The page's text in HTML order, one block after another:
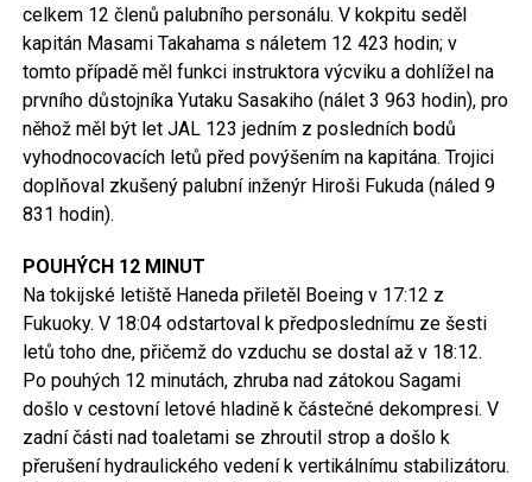
celkem 12 členů palubního personálu. V kokpitu seděl
kapitán Masami Takahama s náletem 12 423 hodin; v
tomto případě měl funkci instruktora výcviku a dohlížel na
prvního důstojníka Yutaku Sasakiho (nálet 3 963 hodin), pro
něhož měl být let JAL 123 jedním z posledních bodů
vyhodnocovacích letů před povýšením na kapitána. Trojici
doplňoval zkušený palubní inženýr Hiroši Fukuda (náled 9
831 hodin).
POUHÝCH 12 MINUT
Na tokijské letiště Haneda přiletěl Boeing v 17:12 z
Fukuoky. V 18:04 odstartoval k předposlednímu ze šesti
letů toho dne, přičemž do vzduchu se dostal až v 18:12.
Po pouhých 12 minutách, zhruba nad zátokou Sagami
došlo v cestovní letové hladině k částečné dekompresi. V
zadní části nad toaletami se zhroutil strop a došlo k
přerušení hydraulického vedení k vertikálnímu stabilizátoru.